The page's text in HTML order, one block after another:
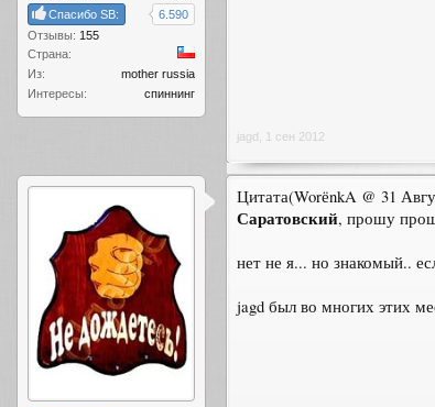
Спасибо SB:
6.590
Отзывы: 155
Страна:
Из:
mother russia
Интересы:
спиннинг
jagd 1 сен 2012
Цитата(WorёnkA @ 31
Саратовский, прошу
нет не я... но знакомый..
jagd был во многих этих